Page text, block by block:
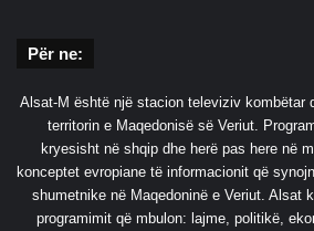
Për ne:
Alsat-M është një stacion televiziv kombëtar
territorin e Maqedonisë së Veriut.
kryesisht në shqip dhe herë pas here në
konceptet evropiane të informacionit që
shumetnike në Maqedoninë e Veriut. Alsat
programimit që mbulon: lajme, politikë,